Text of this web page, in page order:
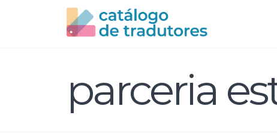
parceria